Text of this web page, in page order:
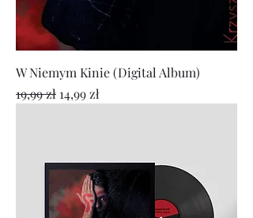
W Niemym Kinie (Digital Album)
Regularna cena
19,99 zł Cena rabatowa
14,99 zł